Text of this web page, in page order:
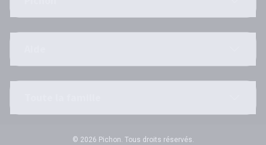
© 2026 Pichon. Tous droits réservés.